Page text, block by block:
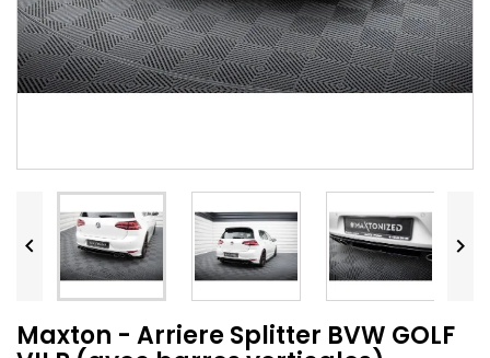
 
Maxton - Arriere Splitter BVW GOLF